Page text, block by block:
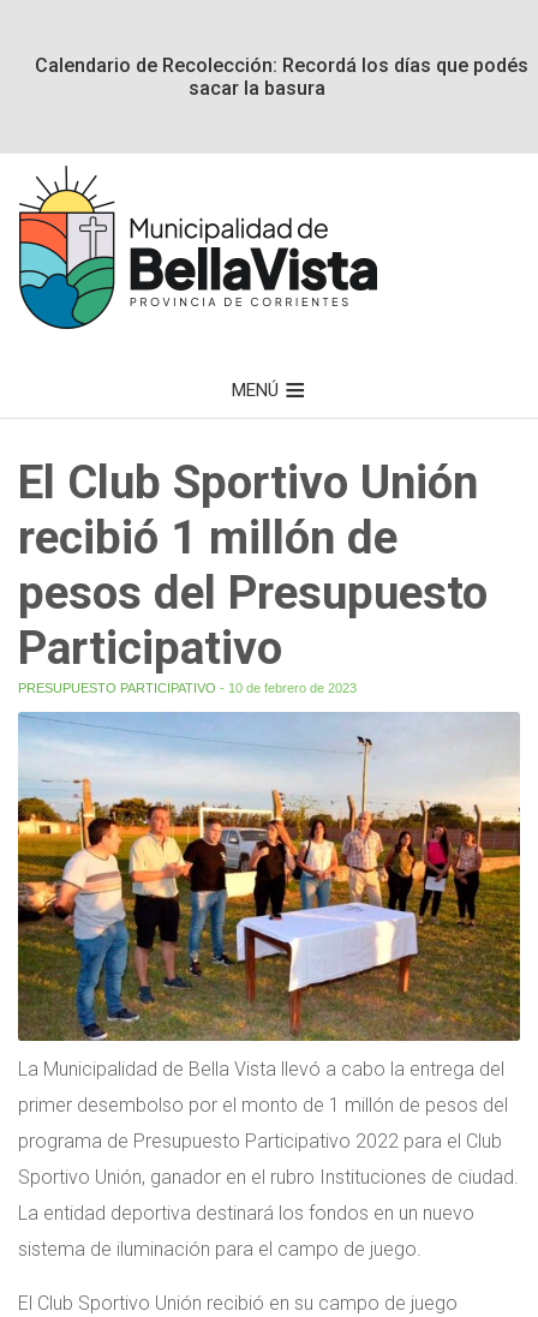
Calendario de Recolección: Recordá los días que podés
sacar la basura
MENÚ
El Club Sportivo Unión
recibió 1 millón de
pesos del Presupuesto
Participativo
PRESUPUESTO PARTICIPATIVO - 10 de febrero de 2023
La Municipalidad de Bella Vista llevó a cabo la entrega del
primer desembolso por el monto de 1 millón de pesos del
programa de Presupuesto Participativo 2022 para el Club
Sportivo Unión, ganador en el rubro Instituciones de ciudad.
La entidad deportiva destinará los fondos en un nuevo
sistema de iluminación para el campo de juego.
El Club Sportivo Unión recibió en su campo de juego